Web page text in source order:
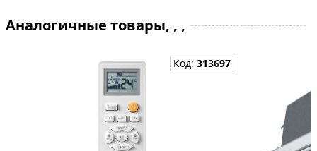
Аналогичные товары, , ,
Код:313697